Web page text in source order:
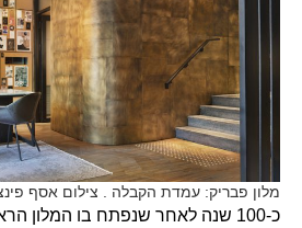
מלון פבריק: עמדת הקבלה . צילום אסף פינצ'וק
כ-100 שנה לאחר שנפתח בו המלון